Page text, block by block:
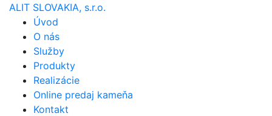
ALIT SLOVAKIA, s.r.o.
Úvod
O nás
Služby
Produkty
Realizácie
Online predaj kameňa
Kontakt